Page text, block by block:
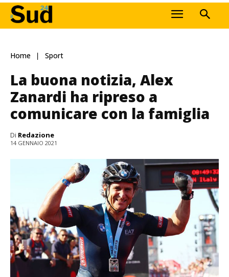
Home Sport
La buona notizia, Alex
Zanardi ha ripreso a
comunicare con la famiglia
Di Redazione
14 GENNAIO 2021